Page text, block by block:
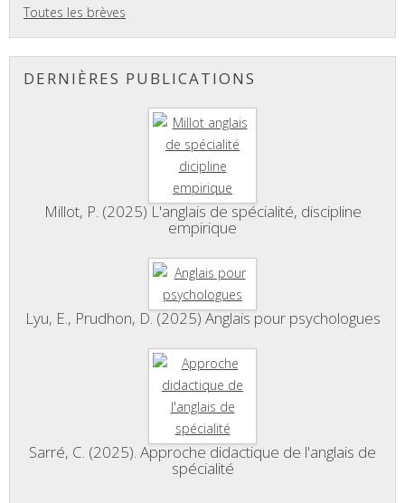
Toutes les brèves
DERNIÈRES PUBLICATIONS
Millot, P. (2025) L'anglais de spécialité, discipline
empirique
Lyu, E., Prudhon, D. (2025) Anglais pour psychologues
Sarré, C. (2025). Approche didactique de l'anglais de
spécialité